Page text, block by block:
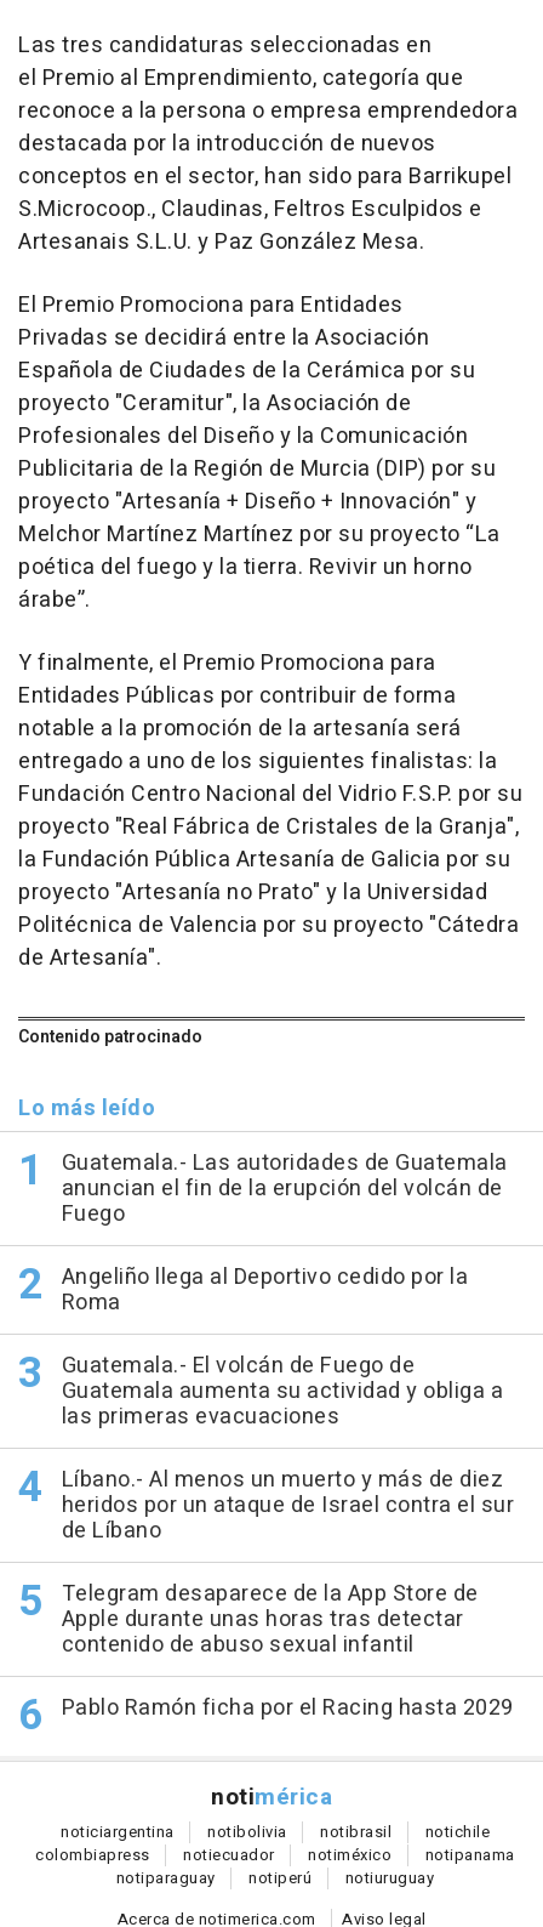
Las tres candidaturas seleccionadas en
el Premio al Emprendimiento, categoría que
reconoce a la persona o empresa emprendedora
destacada por la introducción de nuevos
conceptos en el sector, han sido para Barrikupel
S.Microcoop., Claudinas, Feltros Esculpidos e
Artesanais S.L.U. y Paz González Mesa.
El Premio Promociona para Entidades
Privadas se decidirá entre la Asociación
Española de Ciudades de la Cerámica por su
proyecto "Ceramitur", la Asociación de
Profesionales del Diseño y la Comunicación
Publicitaria de la Región de Murcia (DIP) por su
proyecto "Artesanía + Diseño + Innovación" y
Melchor Martínez Martínez por su proyecto “La
poética del fuego y la tierra. Revivir un horno
árabe”.
Y finalmente, el Premio Promociona para
Entidades Públicas por contribuir de forma
notable a la promoción de la artesanía será
entregado a uno de los siguientes finalistas: la
Fundación Centro Nacional del Vidrio F.S.P. por su
proyecto "Real Fábrica de Cristales de la Granja",
la Fundación Pública Artesanía de Galicia por su
proyecto "Artesanía no Prato" y la Universidad
Politécnica de Valencia por su proyecto "Cátedra
de Artesanía".
Contenido patrocinado
Lo más leído
Guatemala.- Las autoridades de Guatemala
anuncian el fin de la erupción del volcán de
Fuego
Angeliño llega al Deportivo cedido por la
Roma
Guatemala.- El volcán de Fuego de
Guatemala aumenta su actividad y obliga a
las primeras evacuaciones
Líbano.- Al menos un muerto y más de diez
heridos por un ataque de Israel contra el sur
de Líbano
Telegram desaparece de la App Store de
Apple durante unas horas tras detectar
contenido de abuso sexual infantil
Pablo Ramón ficha por el Racing hasta 2029
notimérica
noticiargentina notibolivia notibrasil notichile
colombiapress notiecuador notiméxico notipanama
notiparaguay notiperú notiuruguay
Acerca de notimerica.com
Aviso legal